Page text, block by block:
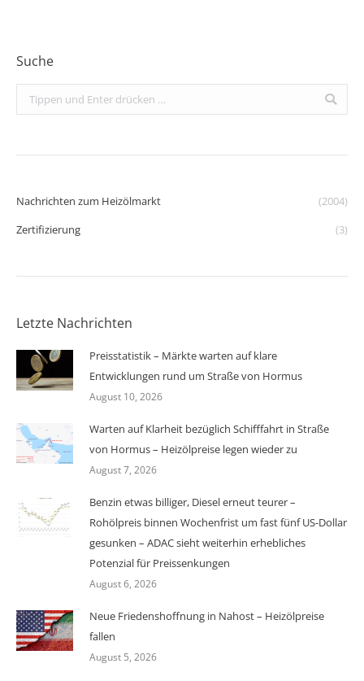
Suche
Search:
Nachrichten zum Heizölmarkt
(2004)
Zertifizierung
(3)
Letzte Nachrichten
Preisstatistik – Märkte warten auf klare
Entwicklungen rund um Straße von Hormus
August 10, 2026
Warten auf Klarheit bezüglich Schifffahrt in Straße
von Hormus – Heizölpreise legen wieder zu
August 7, 2026
Benzin etwas billiger, Diesel erneut teurer –
Rohölpreis binnen Wochenfrist um fast fünf US-Dollar
gesunken – ADAC sieht weiterhin erhebliches
Potenzial für Preissenkungen
August 6, 2026
Neue Friedenshoffnung in Nahost – Heizölpreise
fallen
August 5, 2026